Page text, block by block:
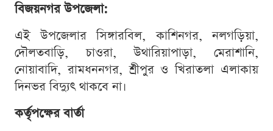
বিজয়নগর উপজেলা:
এই উপজেলার সিঙ্গারবিল, কাশিনগর, নলগড়িয়া,
দৌলতবাড়ি, চাওরা, উথারিয়াপাড়া, মেরাশানি,
নোয়াবাদি, রামধননগর, শ্রীপুর ও খিরাতলা এলাকায়
দিনভর বিদ্যুৎ থাকবে না।
কর্তৃপক্ষের বার্তা